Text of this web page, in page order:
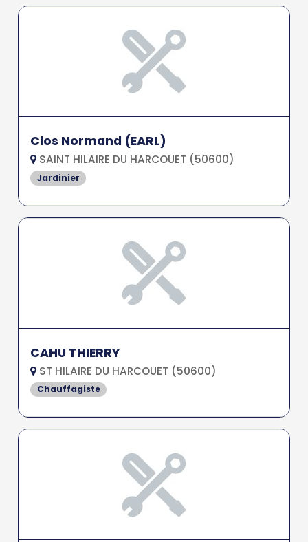
Clos Normand (EARL)
SAINT HILAIRE DU HARCOUET (50600)
Jardinier
CAHU THIERRY
ST HILAIRE DU HARCOUET (50600)
Chauffagiste